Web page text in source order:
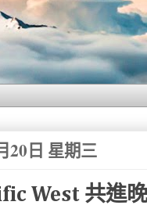
20日 星期三
West 共進